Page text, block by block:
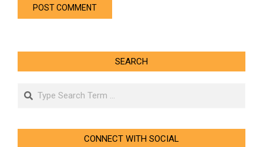
SEARCH
Search
CONNECT WITH SOCIAL